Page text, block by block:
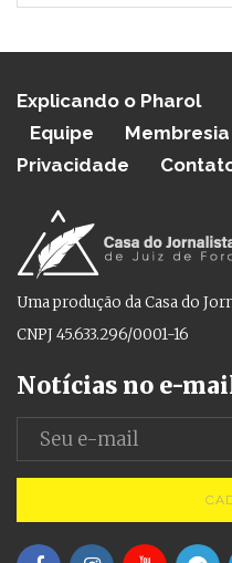
Explicando o Pharol
Equipe
Membresia
Privacidade
Uma produção da Casa do
CNPJ 45.633.296/0001-16
Notícias no e-